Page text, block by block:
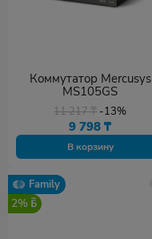
Коммутатор Mercusys
MS105GS
11 217₸ -13%
9 798₸
В корзину
Family
2%